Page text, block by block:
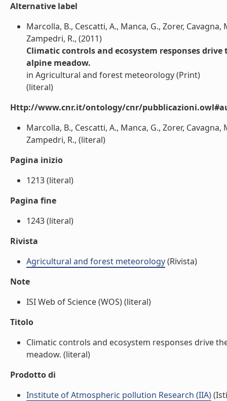
Alternative label
Marcolla, B., Cescatti, A., Manca, G., Zorer,
Zampedri, R., (2011)
Climatic controls and ecosystem responses
alpine meadow.
in Agricultural and forest meteorology (Print)
(literal)
Http://www.cnr.it/ontology/cnr/
Marcolla, B., Cescatti, A., Manca, G., Zorer,
Zampedri, R., (literal)
Pagina inizio
1213 (literal)
Pagina fine
1243 (literal)
Rivista
Agricultural and forest meteorology(Rivista)
Note
ISI Web of Science (WOS) (literal)
Titolo
Climatic controls and ecosystem responses drive
meadow. (literal)
Prodotto di
Institute of Atmospheric pollution Research (IIA)